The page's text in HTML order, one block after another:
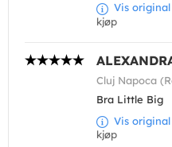
Vis original
kjøp
Cluj Napoca
Bra Little Big
Vis original
kjøp